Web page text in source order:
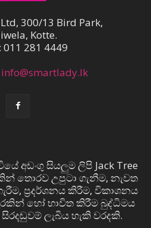
Ltd, 300/13 Bird Park,
Kotte.
011 281 4449
info@smartlady.lk
අඩංගු සියලුම ලිපි Jack Tree
තොරව උපුටා ගැනීම, නැවත
ප්‍රදර්ශනය කිරීම, විකාශනය
හෝ භාවිත කිරීම බුද්ධිමය
ලැබිය හැකි වරදකි.